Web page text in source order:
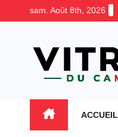
sam. Août 8th, 2026
ACCUEIL